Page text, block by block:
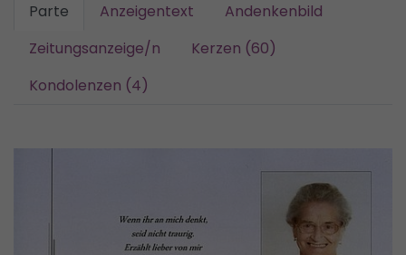
Parte Anzeigentext
Andenkenbild
Zeitungsanzeige/n
Kerzen (60)
Kondolenzen (4)